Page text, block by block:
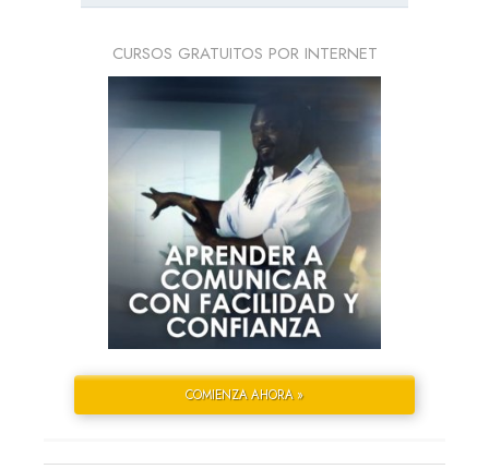
CURSOS GRATUITOS POR INTERNET
COMIENZA AHORA »